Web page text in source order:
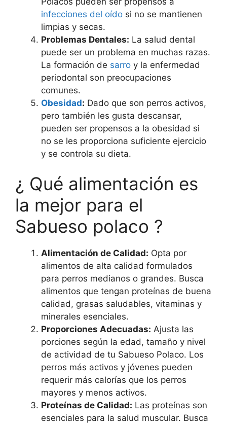
infecciones del oído si no se mantienen
limpias y secas.
Problemas Dentales: La salud dental
puede ser un problema en muchas razas.
La formación de sarro y la enfermedad
periodontal son preocupaciones
comunes.
Obesidad: Dado que son perros activos,
pero también les gusta descansar,
pueden ser propensos a la obesidad si
no se les proporciona suficiente ejercicio
y se controla su dieta.
¿ Qué alimentación es
la mejor para el
Sabueso polaco ?
Alimentación de Calidad: Opta por
alimentos de alta calidad formulados
para perros medianos o grandes. Busca
alimentos que tengan proteínas de buena
calidad, grasas saludables, vitaminas y
minerales esenciales.
Proporciones Adecuadas: Ajusta las
porciones según la edad, tamaño y nivel
de actividad de tu Sabueso Polaco. Los
perros más activos y jóvenes pueden
requerir más calorías que los perros
mayores y menos activos.
Proteínas de Calidad: Las proteínas son
esenciales para la salud muscular. Busca